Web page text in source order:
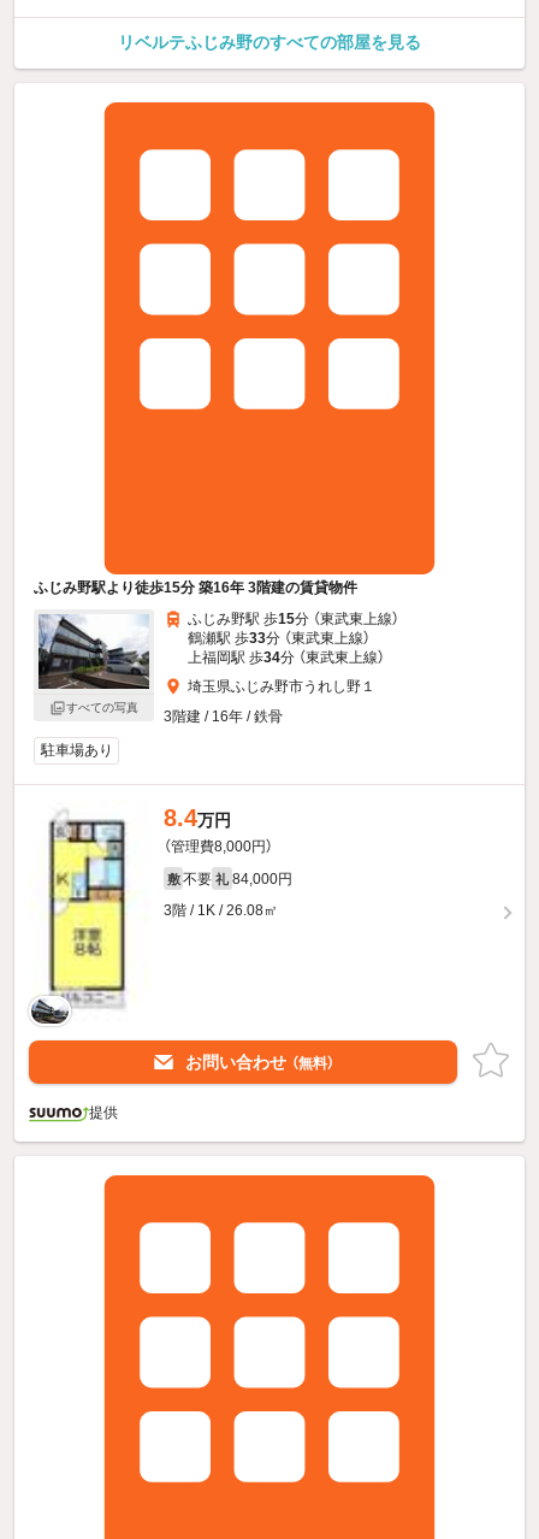
リベルテふじみ野のすべての部屋を見る
ふじみ野駅より徒歩15分 築16年 3階建の賃貸物件
すべての写真
ふじみ野駅 歩15分 （東武東上線）
鶴瀬駅 歩33分 （東武東上線）
上福岡駅 歩34分 （東武東上線）
埼玉県ふじみ野市うれし野１
3階建 / 16年 / 鉄骨
駐車場あり
8.4万円
（管理費8,000円）
敷 不要 礼 84,000円
3階 / 1K / 26.08㎡
お問い合わせ （無料）
提供